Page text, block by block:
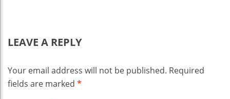
LEAVE A REPLY
Your email address will not be published. Required
fields are marked *